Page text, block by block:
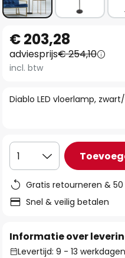
naar
het
begin
de
Diablo LED vloerlamp,
€ 203,28
adviesprijs€ 254,10
incl. btw
1
Gratis retourneren &
Snel & veilig betalen
Informatie over
Levertijd: 9 - 13 werkdagen